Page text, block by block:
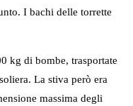
I bachi delle torrette
kg di bombe, trasportate
La stiva però era
massima degli